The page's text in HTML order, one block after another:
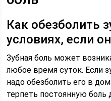
Как обезболить
условиях, если
Зубная боль может
любое время суток. Если
надо обезболить его в
терпеть постоянную боль